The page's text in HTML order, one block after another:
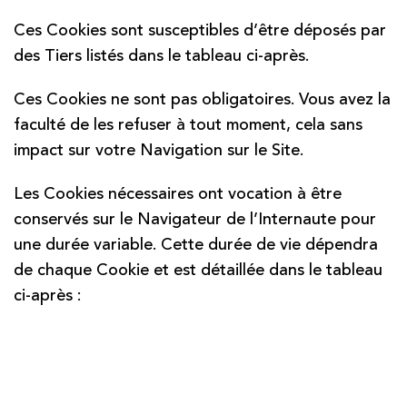
Ces Cookies sont susceptibles d’être déposés par
des Tiers listés dans le tableau ci-après.
Ces Cookies ne sont pas obligatoires. Vous avez la
faculté de les refuser à tout moment, cela sans
impact sur votre Navigation sur le Site.
Les Cookies nécessaires ont vocation à être
conservés sur le Navigateur de l’Internaute pour
une durée variable. Cette durée de vie dépendra
de chaque Cookie et est détaillée dans le tableau
ci-après :